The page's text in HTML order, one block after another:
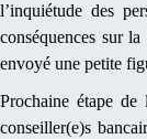
l’inquiétude des
conséquences sur
envoyé une petite
Prochaine étape
conseiller(e)s